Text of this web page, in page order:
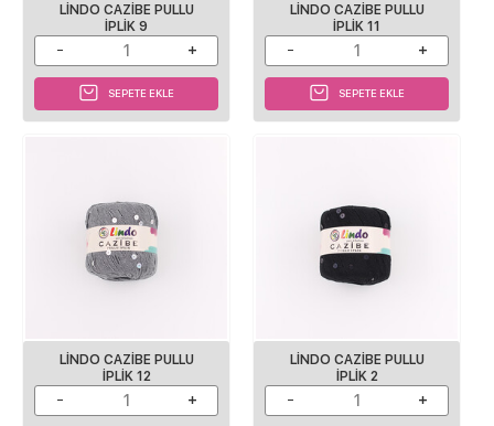
LINDO CAZIBE PULLU
IPLIK 9
SEPETE EKLE
LINDO CAZIBE PULLU
IPLIK 11
SEPETE EKLE
LINDO CAZIBE PULLU
IPLIK 12
LINDO CAZIBE PULLU
IPLIK 2